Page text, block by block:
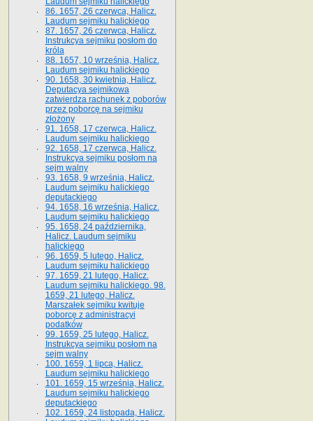
86. 1657, 26 czerwca, Halicz.
Laudum sejmiku halickiego
87. 1657, 26 czerwca, Halicz.
Instrukcya sejmiku posłom do
króla
88. 1657, 10 września, Halicz.
Laudum sejmiku halickiego
90. 1658, 30 kwietnia, Halicz.
Deputacya sejmikowa
zatwierdza rachunek z poborów
przez poborcę na sejmiku
złożony
91. 1658, 17 czerwca, Halicz.
Laudum sejmiku halickiego
92. 1658, 17 czerwca, Halicz.
Instrukcya sejmiku posłom na
sejm walny
93. 1658, 9 września, Halicz.
Laudum sejmiku halickiego
deputackiego
94. 1658, 16 września, Halicz.
Laudum sejmiku halickiego
95. 1658, 24 października,
Halicz. Laudum sejmiku
halickiego
96. 1659, 5 lutego, Halicz.
Laudum sejmiku halickiego
97. 1659, 21 lutego, Halicz.
Laudum sejmiku halickiego. 98.
1659, 21 lutego, Halicz.
Marszałek sejmiku kwituje
poborcę z administracyi
podatków
99. 1659, 25 lutego, Halicz.
Instrukcya sejmiku posłom na
sejm walny
100. 1659, 1 lipca, Halicz.
Laudum sejmiku halickiego
101. 1659, 15 września, Halicz.
Laudum sejmiku halickiego
deputackiego
102. 1659, 24 listopada, Halicz.